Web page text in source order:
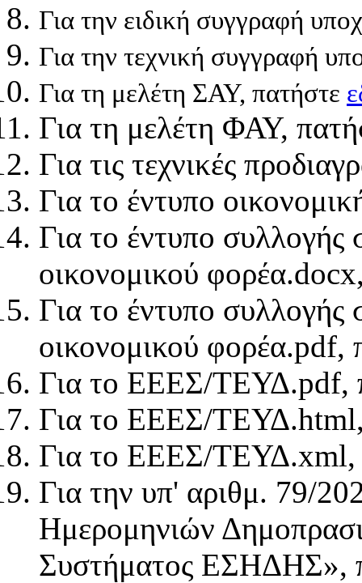
Για την ειδική συγγραφή
Για την τεχνική συγγραφή
Για τη μελέτη ΣΑΥ, πατήστε
Για τη μελέτη ΦΑΥ,
Για τις τεχνικές
Για το έντυπο
Για το έντυπο συλλογής
οικονομικού
Για το έντυπο συλλογής
οικονομικού φορέα.pdf,
Για το ΕΕΕΣ/ΤΕΥΔ.pdf,
Για το ΕΕΕΣ/
Για το ΕΕΕΣ/ΤΕΥΔ.xml,
Για την υπ' αριθμ. 79/
Ημερομηνιών
Συστήματος ΕΣΗΔΗΣ»,